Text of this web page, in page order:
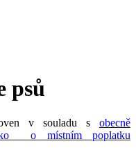
psů
v souladu sobecně
o místním poplatku